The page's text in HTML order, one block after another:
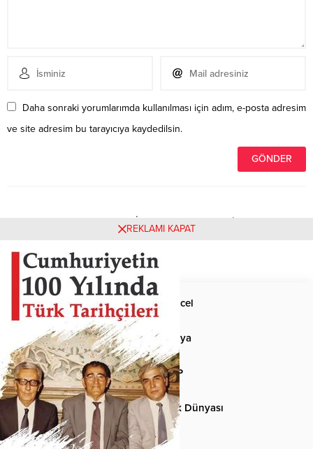
Daha sonraki yorumlarımda kullanılması için adım, e-posta adresim
ve site adresim bu tarayıcıya kaydedilsin.
Henüz yorum yapılmamış. İlk yorumu yukarıdaki form
aracılığıyla siz yapabilirsiniz.
Anasayfa Güncel
Siyaset Dünya
Spor MHP
Kültür-Sanat Türk Dünyası
Basından
REKLAMI KAPAT